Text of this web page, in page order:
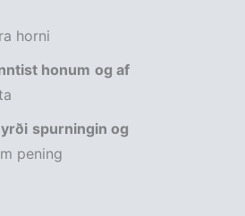
horni
honum og af
spurningin og
pening